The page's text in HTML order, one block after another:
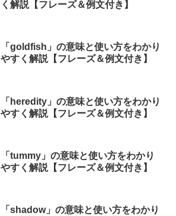
く解説【フレーズ＆例文付き】
「goldfish」の意味と使い方をわかり
やすく解説【フレーズ＆例文付き】
「heredity」の意味と使い方をわかり
やすく解説【フレーズ＆例文付き】
「tummy」の意味と使い方をわかり
やすく解説【フレーズ＆例文付き】
「shadow」の意味と使い方をわかり